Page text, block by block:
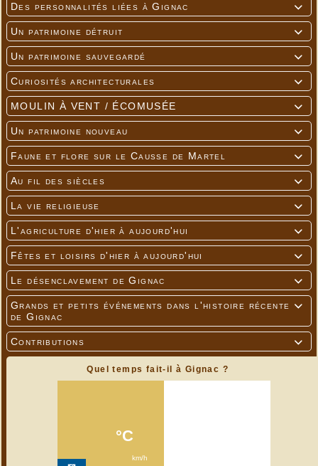

Des personnalités liées à Gignac

Un patrimoine détruit

Un patrimoine sauvegardé

Curiosités architecturales

MOULIN À VENT / ÉCOMUSÉE

Un patrimoine nouveau

Faune et flore sur le Causse de Martel

Au fil des siècles

La vie religieuse

L'agriculture d'hier à aujourd'hui

Fêtes et loisirs d'hier à aujourd'hui

Le désenclavement de Gignac

Grands et petits événements dans l'histoire récente
de Gignac

Contributions
Quel temps fait-il à Gignac ?